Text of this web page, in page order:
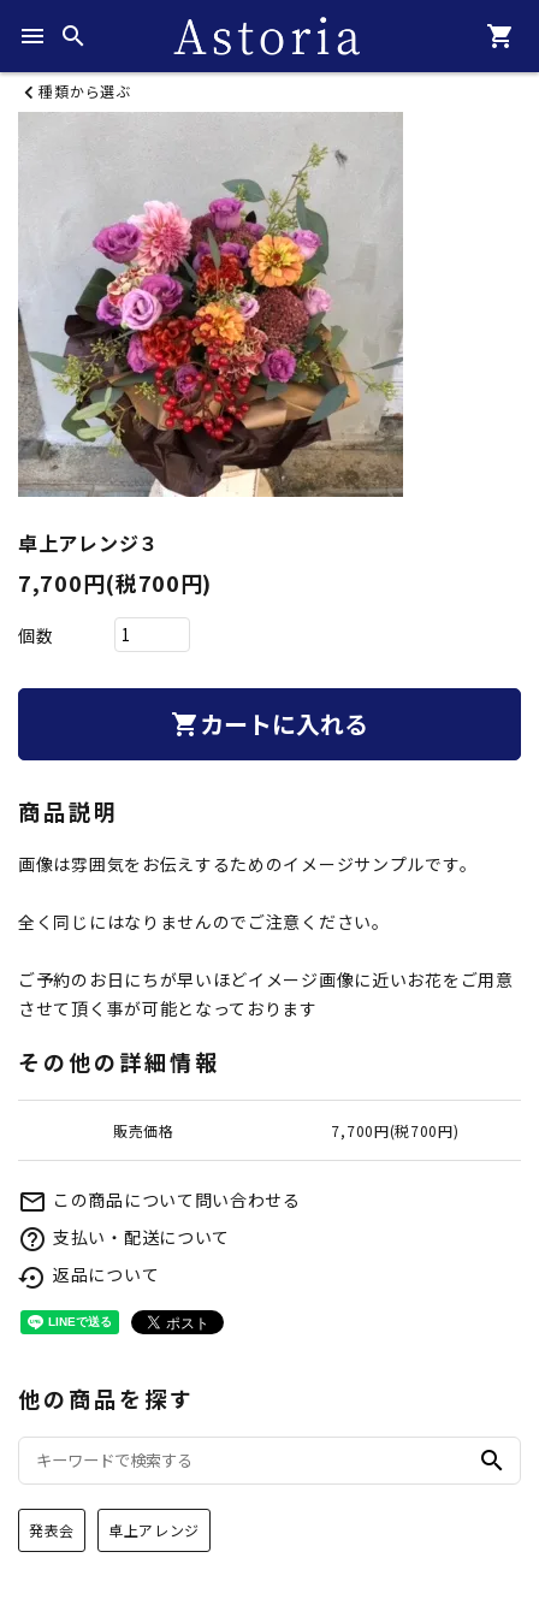
menu search shopping_cart
種類から選ぶ
卓上アレンジ３
7,700円(税700円)
個数
shopping_cart カートに入れる
商品説明
画像は雰囲気をお伝えするためのイメージサンプルです。
全く同じにはなりませんのでご注意ください。
ご予約のお日にちが早いほどイメージ画像に近いお花をご用意
させて頂く事が可能となっております
その他の詳細情報
販売価格 7,700円(税700円)
mail_outline この商品について問い合わせる
help_outline 支払い・配送について
settings_backup_restore 返品について
他の商品を探す
search
発表会 卓上アレンジ